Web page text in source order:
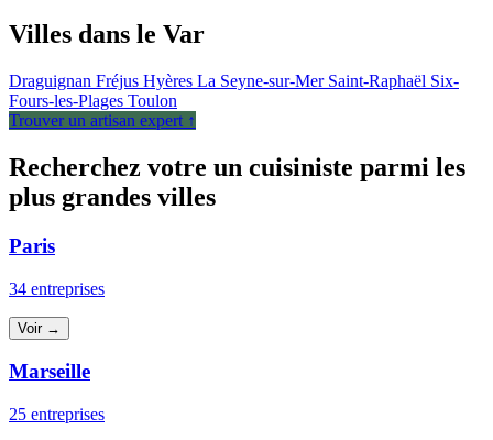
Villes dans le Var
Draguignan Fréjus Hyères La Seyne-sur-Mer Saint-Raphaël Six-
Fours-les-Plages Toulon
Trouver un artisan expert ↑
Recherchez votre un cuisiniste parmi les
plus grandes villes
Paris
34 entreprises
Voir →
Marseille
25 entreprises